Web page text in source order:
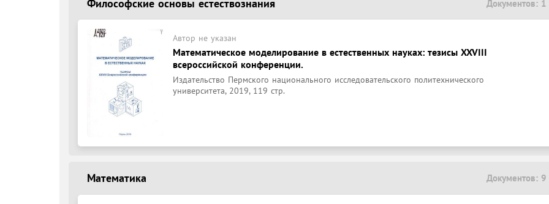
Философские основы естествознания Документов: 1
Автор не указан
Математическое моделирование в естественных науках: тезисы XXVIII
всероссийской конференции.
Издательство Пермского национального исследовательского политехнического
университета, 2019, 119 стр.
Математика Документов: 9